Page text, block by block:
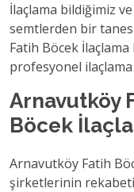
İlaçlama bildiğimiz
semtlerden bir
Fatih Böcek
profesyonel
Arnavutköy
Böcek
Arnavutköy Fatih
şirketlerinin